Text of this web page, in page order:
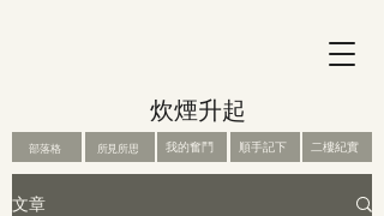
炊煙升起
所見所思 我的奮鬥 順手記下
部落格 二樓紀實
文章